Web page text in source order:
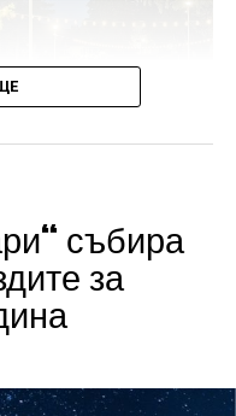
в парк „Максим
кула, с вход
на 12 август с
Vakavliev.
събира
за